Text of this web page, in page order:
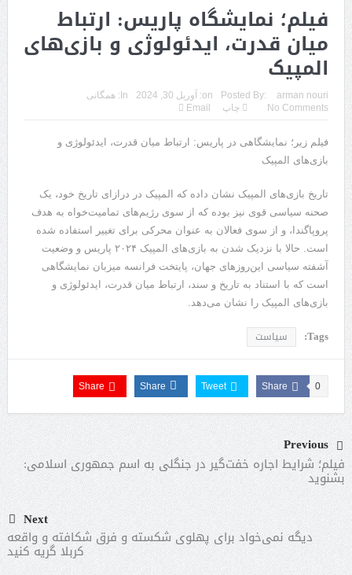
فیلم؛ نمایشگاه پاریس: ارتباط
میان قدرت، ایدئولوژی و بازی‌های
المپیک
Posted By: arman nouri
on: آوریل 30, 2024 In: همگانی
No Comments
چاپ Email
فیلم زیر؛ نمایشگاهی در پاریس: ارتباط میان قدرت، ایدئولوژی و
بازی‌های المپیک
تاریخ بازی‌های المپیک نشان داده که المپیک در درازای تاریخ خود، یک
صحنه سیاسی قوی نیز بوده که از سوی رژیم‌های تمامیت‌خواه به هدف
پروپاگندا، و از سوی فعالان به عنوان محرکی برای تغییر استفاده شده
است. حالا با نزدیک شدن به بازی‌های المپیک ٢٠٢۴ پاریس‬ و وضعیت
آشفته سیاسی این‌روزهای جهان، پایتخت فرانسه میزبان نمایشگاهی
است که با استناد به تاریخ و سند، ارتباط میان قدرت، ایدئولوژی و
بازی‌های المپیک را نشان می‌دهد.
Tags: سیاست
Share 0
Tweet
Share
Share
Previous
فیلم؛ شرایط اجاره خفت‌گیر در جنگلی به اسم جمهوری اسلامی:
بشنوید
Next
دیگه نمی‌خواد برای پهلوی شکسته و فرق شکافته و واقعه
کربلا گریه کنید